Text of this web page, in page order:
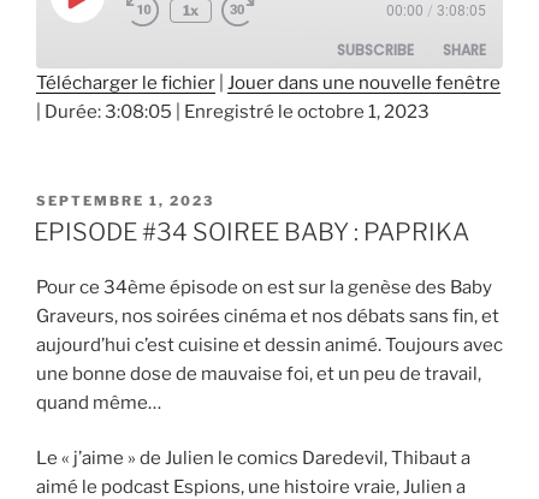
Episode
1x 00:00 / 3:08:05
SUBSCRIBE SHARE
SHARE
EMBED
Télécharger le fichier Jouer dans une nouvelle fenêtre
Durée: 3:08:05 Enregistré le octobre 1, 2023
PUBLIÉ
LE
SEPTEMBRE 1, 2023
EPISODE #34 SOIREE BABY : PAPRIKA
Pour ce 34ème épisode on est sur la genèse des Baby
Graveurs, nos soirées cinéma et nos débats sans fin, et
aujourd’hui c’est cuisine et dessin animé. Toujours avec
une bonne dose de mauvaise foi, et un peu de travail,
quand même…
Le « j’aime » de Julien le comics Daredevil, Thibaut a
aimé le podcast Espions, une histoire vraie, Julien a